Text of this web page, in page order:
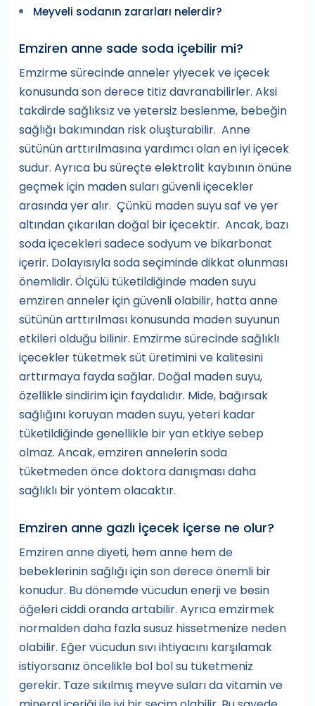
Meyveli sodanın zararları nelerdir?
Emziren anne sade soda içebilir mi?
Emzirme sürecinde anneler yiyecek ve içecek
konusunda son derece titiz davranabilirler. Aksi
takdirde sağlıksız ve yetersiz beslenme, bebeğin
sağlığı bakımından risk oluşturabilir. Anne
sütünün arttırılmasına yardımcı olan en iyi içecek
sudur. Ayrıca bu süreçte elektrolit kaybının önüne
geçmek için maden suları güvenli içecekler
arasında yer alır. Çünkü maden suyu saf ve yer
altından çıkarılan doğal bir içecektir. Ancak, bazı
soda içecekleri sadece sodyum ve bikarbonat
içerir. Dolayısıyla soda seçiminde dikkat olunması
önemlidir. Ölçülü tüketildiğinde maden suyu
emziren anneler için güvenli olabilir, hatta anne
sütünün arttırılması konusunda maden suyunun
etkileri olduğu bilinir. Emzirme sürecinde sağlıklı
içecekler tüketmek süt üretimini ve kalitesini
arttırmaya fayda sağlar. Doğal maden suyu,
özellikle sindirim için faydalıdır. Mide, bağırsak
sağlığını koruyan maden suyu, yeteri kadar
tüketildiğinde genellikle bir yan etkiye sebep
olmaz. Ancak, emziren annelerin soda
tüketmeden önce doktora danışması daha
sağlıklı bir yöntem olacaktır.
Emziren anne gazlı içecek içerse ne olur?
Emziren anne diyeti, hem anne hem de
bebeklerinin sağlığı için son derece önemli bir
konudur. Bu dönemde vücudun enerji ve besin
öğeleri ciddi oranda artabilir. Ayrıca emzirmek
normalden daha fazla susuz hissetmenize neden
olabilir. Eğer vücudun sıvı ihtiyacını karşılamak
istiyorsanız öncelikle bol bol su tüketmeniz
gerekir. Taze sıkılmış meyve suları da vitamin ve